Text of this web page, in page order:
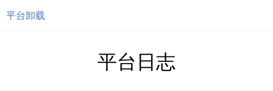
平台卸载
平台日志